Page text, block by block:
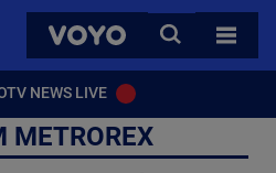
VOYO
CAUTA
TOATE
NEWS LIVE
METROREX